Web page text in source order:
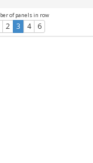
of panels in row
2 3 4 6